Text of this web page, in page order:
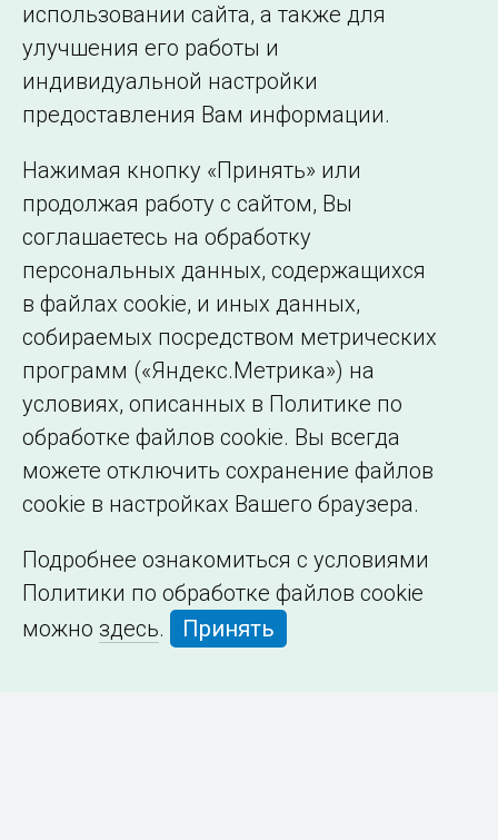
Подписаться на новости
©2005–2026 АО «СО ЕЭС»
Филиалы и
представительства
Сведения об
образовательной
организации
использовании сайта, а также для
улучшения его работы и
индивидуальной настройки
предоставления Вам информации.
Нажимая кнопку «Принять» или
продолжая работу с сайтом, Вы
соглашаетесь на обработку
персональных данных, содержащихся
в файлах cookie, и иных данных,
собираемых посредством метрических
программ («Яндекс.Метрика») на
условиях, описанных в Политике по
обработке файлов cookie. Вы всегда
можете отключить сохранение файлов
cookie в настройках Вашего браузера.
Подробнее ознакомиться с условиями
Политики по обработке файлов cookie
можно здесь. Принять